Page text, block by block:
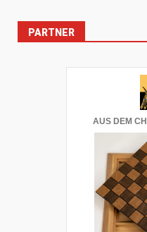
PARTNER
AUS DEM